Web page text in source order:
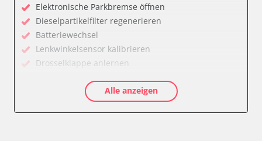
Lenkradelektronik
Lenkradwinkel-Sensor
Leuchtweitenregulierung (LWR)
Medienplayer 3
Motorsteuerung (EMS)
Navigationssystem
Servolenkung
Elektronische Parkbremse öffnen
Dieselpartikelfilter regenerieren
Batteriewechsel
Lenkwinkelsensor kalibrieren
Drosselklappe anlernen
Luftmassenmesser anlernen
Kraftstofftank entleeren
Alle anzeigen